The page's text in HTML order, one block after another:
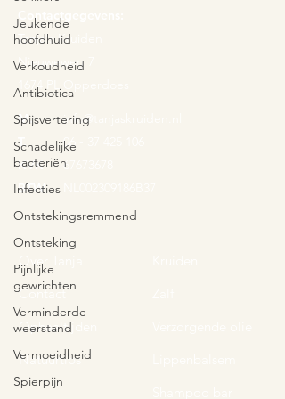
Jeukende
hoofdhuid
Verkoudheid
Antibiotica
Spijsvertering
Schadelijke
bacteriën
Infecties
Ontstekingsremmend
Ontsteking
Pijnlijke
gewrichten
Verminderde
weerstand
Vermoeidheid
Spierpijn
Contactgegevens:
Tanja's Kruiden
Nieuweweg 7
1674 PL Opperdoes
M.
T.
KVK
BTW
info@tanjaskruiden.nl
06 - 37 425 106
67673678
Over Tanja
Contact
Ophaaltijden
Natuurtips